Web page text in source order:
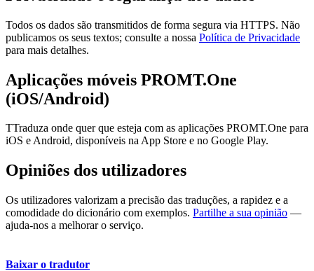
Todos os dados são transmitidos de forma segura via HTTPS. Não
publicamos os seus textos; consulte a nossa Política de Privacidade
para mais detalhes.
Aplicações móveis PROMT.One
(iOS/Android)
TTraduza onde quer que esteja com as aplicações PROMT.One para
iOS e Android, disponíveis na App Store e no Google Play.
Opiniões dos utilizadores
Os utilizadores valorizam a precisão das traduções, a rapidez e a
comodidade do dicionário com exemplos. Partilhe a sua opinião —
ajuda-nos a melhorar o serviço.
Baixar o tradutor